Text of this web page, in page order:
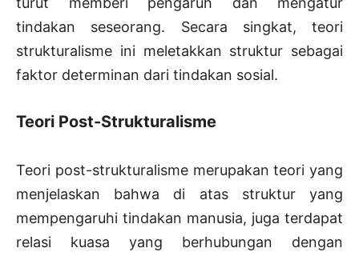
tindakan seseorang. Secara singkat, teori
strukturalisme ini meletakkan struktur sebagai
faktor determinan dari tindakan sosial.
Teori Post-Strukturalisme
Teori post-strukturalisme merupakan teori yang
menjelaskan bahwa di atas struktur yang
mempengaruhi tindakan manusia, juga terdapat
relasi kuasa yang berhubungan dengan